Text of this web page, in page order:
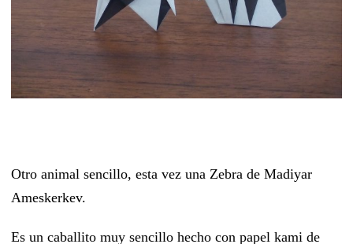
Otro animal sencillo, esta vez una Zebra de Madiyar
Ameskerkev.
Es un caballito muy sencillo hecho con papel kami de